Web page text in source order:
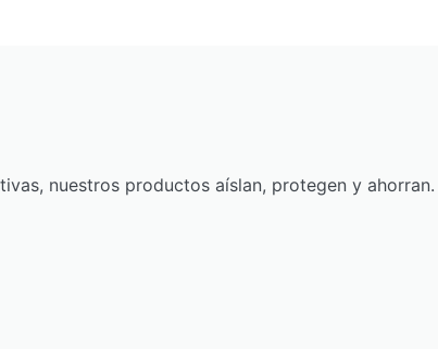
nuestros productos aíslan, protegen y ahorran.